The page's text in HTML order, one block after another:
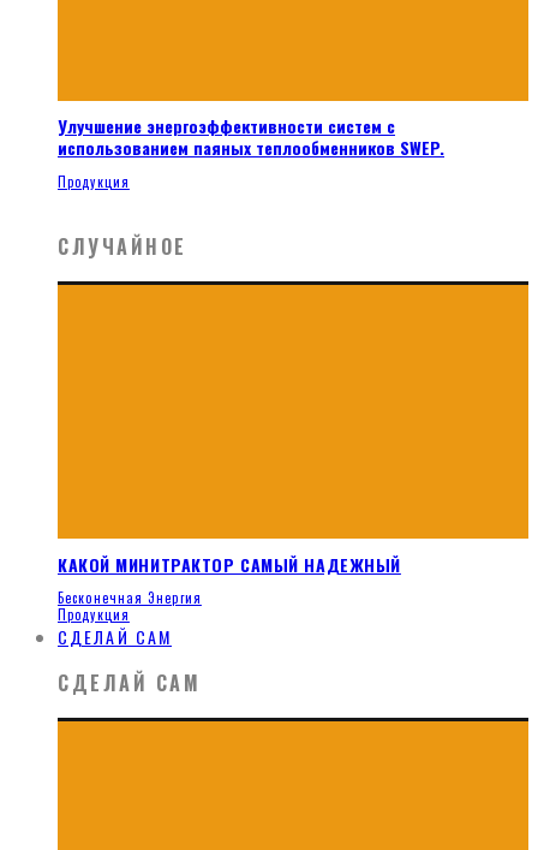
Улучшение энергоэффективности систем с
использованием паяных теплообменников SWEP.
Продукция
СЛУЧАЙНОЕ
КАКОЙ МИНИТРАКТОР САМЫЙ НАДЕЖНЫЙ
Бесконечная Энергия
Продукция
СДЕЛАЙ САМ
СДЕЛАЙ САМ